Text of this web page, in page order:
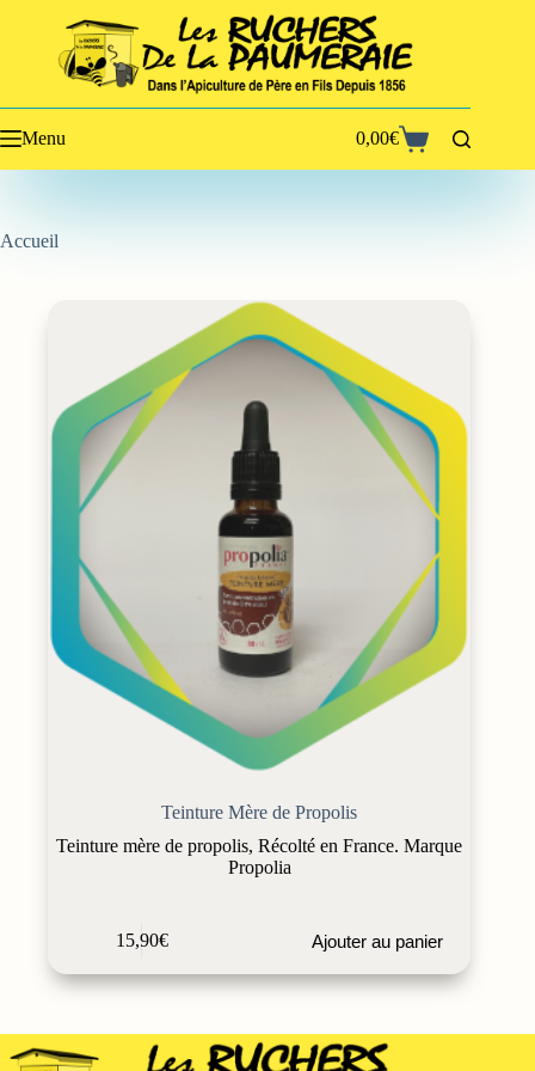
Menu
Panier
d’achat
0,00€
Accueil
Teinture Mère de Propolis
Teinture mère de propolis, Récolté en France. Marque
Propolia
15,90€ Ajouter au panier